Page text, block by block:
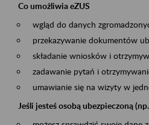
Co umożliwia eZUS
wgląd do danych
przekazywanie dokumentów
składanie wniosków i
zadawanie pytań i
umawianie się na wizyty w
Jeśli jesteś osobą ubezpieczoną